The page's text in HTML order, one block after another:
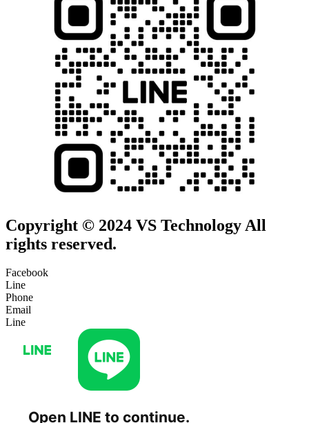
Copyright © 2024 VS Technology All
rights reserved.
Facebook
Line
Phone
Email
Line